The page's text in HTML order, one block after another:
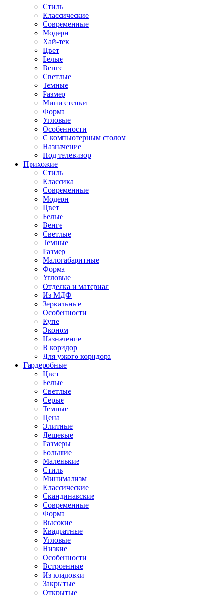
Стиль
Классические
Современные
Модерн
Хай-тек
Цвет
Белые
Венге
Светлые
Темные
Размер
Мини стенки
Форма
Угловые
Особенности
С компьютерным столом
Назначение
Под телевизор
Прихожие
Стиль
Классика
Современные
Модерн
Цвет
Белые
Венге
Светлые
Темные
Размер
Малогабаритные
Форма
Угловые
Отделка и материал
Из МДФ
Зеркальные
Особенности
Купе
Эконом
Назначение
В коридор
Для узкого коридора
Гардеробные
Цвет
Белые
Светлые
Серые
Темные
Цена
Элитные
Дешевые
Размеры
Большие
Маленькие
Стиль
Минимализм
Классические
Скандинавские
Современные
Форма
Высокие
Квадратные
Угловые
Низкие
Особенности
Встроенные
Из кладовки
Закрытые
Открытые